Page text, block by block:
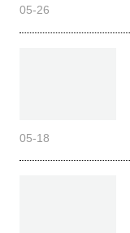
05-26
05-18